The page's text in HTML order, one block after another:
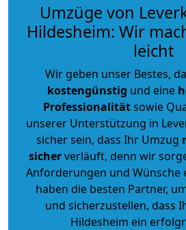
Umzüge von
Hildesheim: Wir
leicht
Wir geben unser Bestes,
kostengünstig und eine
Professionalitätsowie
unserer Unterstützung in
sicher sein, dass Ihr Umzug
sicherverläuft, denn wir
Anforderungen und Wünsche
haben die besten Partner,
und sicherzustellen, dass
Hildesheim ein